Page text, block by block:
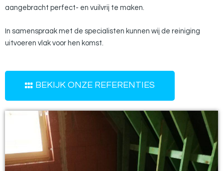
aangebracht perfect- en vuilvrij te maken.
In samenspraak met de specialisten kunnen wij de reiniging
uitvoeren vlak voor hen komst.
BEKIJK ONZE REFERENTIES